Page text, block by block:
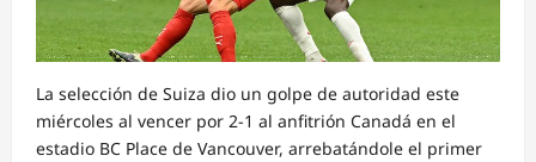
La selección de Suiza dio un golpe de autoridad este
miércoles al vencer por 2-1 al anfitrión Canadá en el
estadio BC Place de Vancouver, arrebatándole el primer